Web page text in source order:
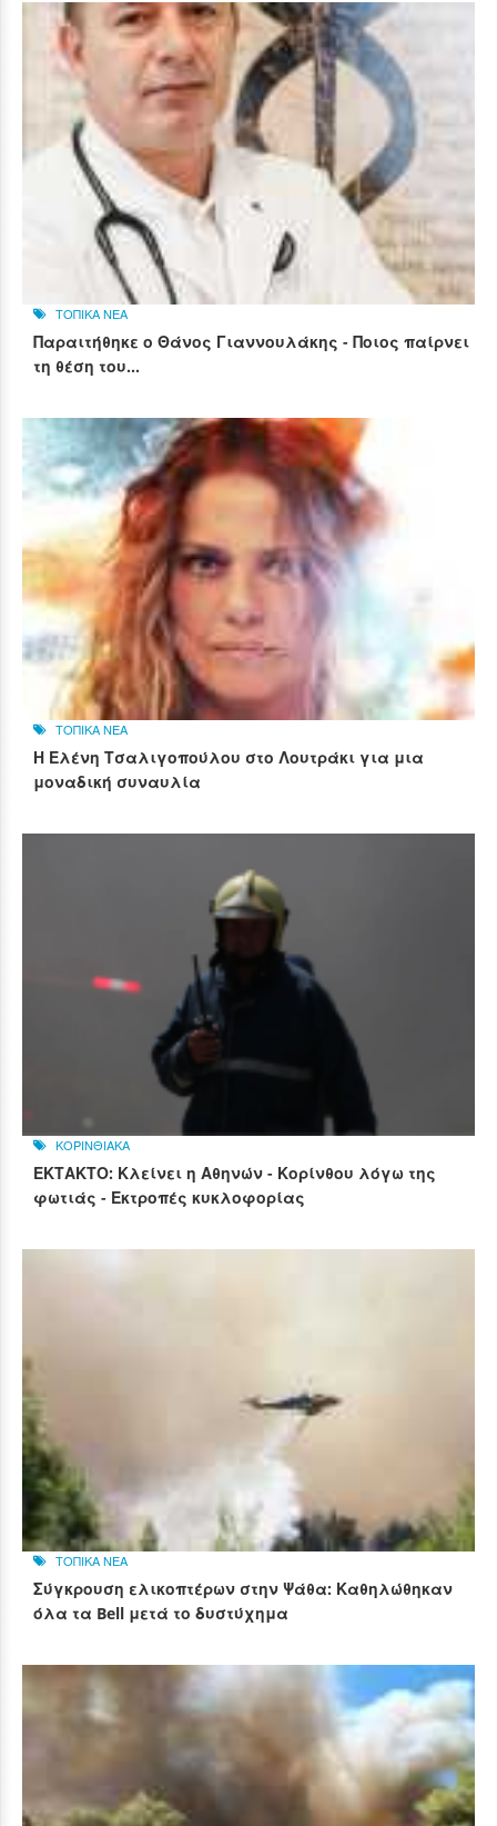
ΤΟΠΙΚΑ ΝΕΑ
Παραιτήθηκε ο Θάνος Γιαννουλάκης - Ποιος παίρνει
τη θέση του...
ΤΟΠΙΚΑ ΝΕΑ
Η Ελένη Τσαλιγοπούλου στο Λουτράκι για μια
μοναδική συναυλία
ΚΟΡΙΝΘΙΑΚΑ
ΕΚΤΑΚΤΟ: Κλείνει η Αθηνών - Κορίνθου λόγω της
φωτιάς - Εκτροπές κυκλοφορίας
ΤΟΠΙΚΑ ΝΕΑ
Σύγκρουση ελικοπτέρων στην Ψάθα: Καθηλώθηκαν
όλα τα Bell μετά το δυστύχημα